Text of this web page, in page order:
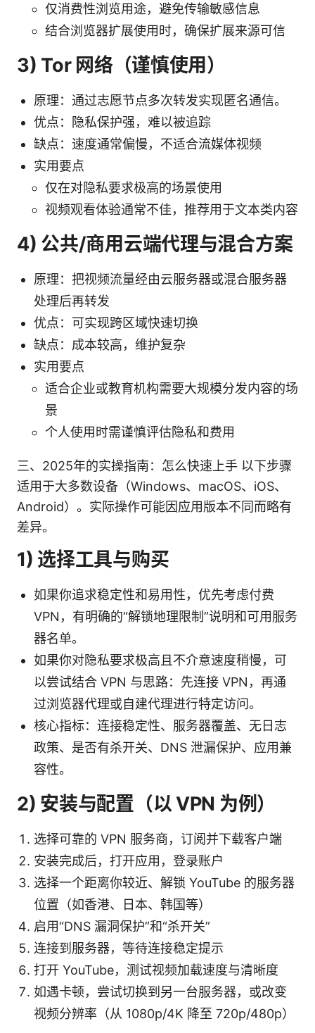
仅消费性浏览用途，避免传输敏感信息
结合浏览器扩展使用时，确保扩展来源可信
3) Tor 网络（谨慎使用）
原理：通过志愿节点多次转发实现匿名通信。
优点：隐私保护强，难以被追踪
缺点：速度通常偏慢，不适合流媒体视频
实用要点
仅在对隐私要求极高的场景使用
视频观看体验通常不佳，推荐用于文本类内容
4) 公共/商用云端代理与混合方案
原理：把视频流量经由云服务器或混合服务器
处理后再转发
优点：可实现跨区域快速切换
缺点：成本较高，维护复杂
实用要点
适合企业或教育机构需要大规模分发内容的场
景
个人使用时需谨慎评估隐私和费用
三、2025年的实操指南：怎么快速上手 以下步骤
适用于大多数设备（Windows、macOS、iOS、
Android）。实际操作可能因应用版本不同而略有
差异。
1) 选择工具与购买
如果你追求稳定性和易用性，优先考虑付费
VPN，有明确的“解锁地理限制”说明和可用服务
器名单。
如果你对隐私要求极高且不介意速度稍慢，可
以尝试结合 VPN 与思路：先连接 VPN，再通
过浏览器代理或自建代理进行特定访问。
核心指标：连接稳定性、服务器覆盖、无日志
政策、是否有杀开关、DNS 泄漏保护、应用兼
容性。
2) 安装与配置（以 VPN 为例）
选择可靠的 VPN 服务商，订阅并下载客户端
安装完成后，打开应用，登录账户
选择一个距离你较近、解锁 YouTube 的服务器
位置（如香港、日本、韩国等）
启用“DNS 漏洞保护”和“杀开关”
连接到服务器，等待连接稳定提示
打开 YouTube，测试视频加载速度与清晰度
如遇卡顿，尝试切换到另一台服务器，或改变
视频分辨率（从 1080p/4K 降至 720p/480p）